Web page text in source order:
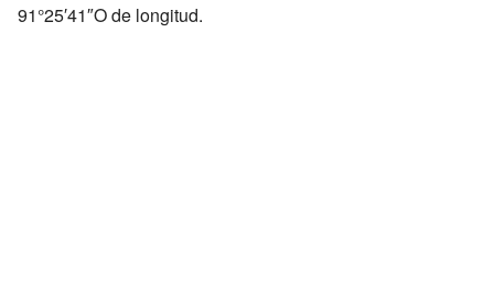
91°25′41″O de longitud.